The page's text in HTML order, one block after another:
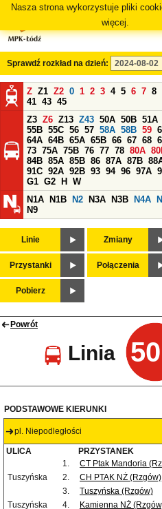
Nasza strona wykorzystuje pliki
więcej.
Sprawdź rozkład na dzień:
Z Z1 Z2 0 1 2 3 4 5 6 7 8
41 43 45
Z3 Z6 Z13 Z43 50A 50B 51A
55B 55C 56 57 58A 58B 59
64A 64B 65A 65B 66 67 68
73 75A 75B 76 77 78 80A
84B 85A 85B 86 87A 87B
91C 92A 92B 93 94 96 97A
G1 G2 H
W
N1A
N1B N2 N3A N3B N4A
N9
Linie Zmiany
Przystanki Połączenia
Pobierz
Powrót
Linia
PODSTAWOWE KIERUNKI
pl. Niepodległości
ULICA PRZYSTANEK
1.
CT Ptak Mandoria
Tuszyńska
2. CH PTAK NŻ (Rzgów)
3.
Tuszyńska (Rzgów)
Tuszyńska
4. Kamienna NŻ